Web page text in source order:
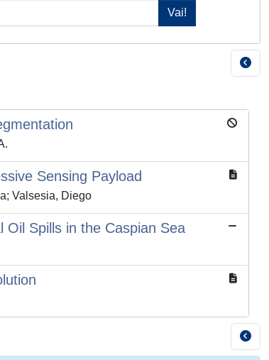
Sensing Payload
Valsesia, Diego
Oil Spills in the Caspian Sea